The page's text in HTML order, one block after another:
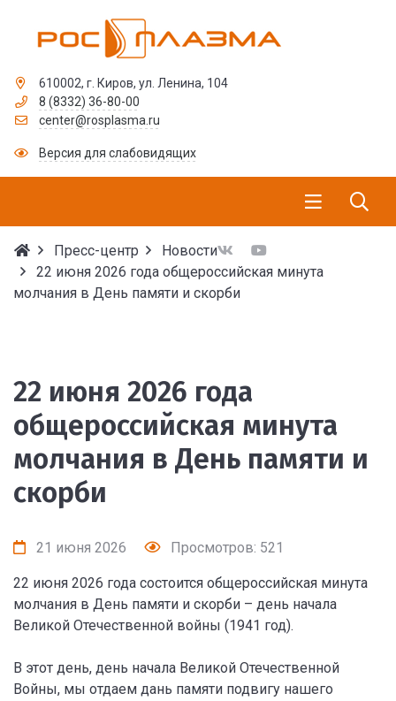
610002, г. Киров, ул. Ленина, 104
8 (8332) 36-80-00
center@rosplasma.ru
Версия для слабовидящих
Пресс-центр
Новости
22 июня 2026 года общероссийская минута
молчания в День памяти и скорби
22 июня 2026 года
общероссийская минута
молчания в День памяти и
скорби
21 июня 2026 Просмотров: 521
22 июня 2026 года состоится общероссийская минута
молчания в День памяти и скорби – день начала
Великой Отечественной войны (1941 год).
В этот день, день начала Великой Отечественной
Войны, мы отдаем дань памяти подвигу нашего